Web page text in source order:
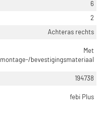
6
2
Achteras rechts
Met
montage-/bevestigingsmateriaal
194738
febi Plus